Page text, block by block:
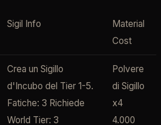
Sigil Info
Material
Cost
Crea un Sigillo
d'Incubo del Tier 1-5.
Fatiche: 3 Richiede
World Tier: 3
Polvere
di Sigillo
x4
4.000